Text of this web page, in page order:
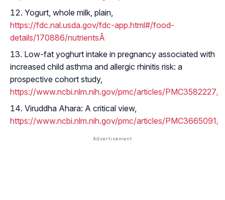
Yogurt, whole milk, plain,
https://fdc.nal.usda.gov/fdc-app.html#/food-
details/170886/nutrientsÂ
Low-fat yoghurt intake in pregnancy associated with
increased child asthma and allergic rhinitis risk: a
prospective cohort study,
https://www.ncbi.nlm.nih.gov/pmc/articles/PMC3582227/
Viruddha Ahara: A critical view,
https://www.ncbi.nlm.nih.gov/pmc/articles/PMC3665091/